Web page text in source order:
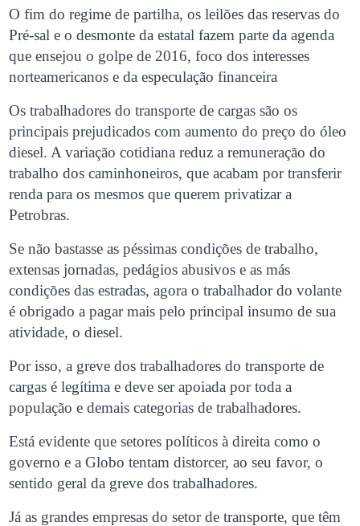
O fim do regime de partilha, os leilões das reservas do
Pré-sal e o desmonte da estatal fazem parte da agenda
que ensejou o golpe de 2016, foco dos interesses
norteamericanos e da especulação financeira
Os trabalhadores do transporte de cargas são os
principais prejudicados com aumento do preço do óleo
diesel. A variação cotidiana reduz a remuneração do
trabalho dos caminhoneiros, que acabam por transferir
renda para os mesmos que querem privatizar a
Petrobras.
Se não bastasse as péssimas condições de trabalho,
extensas jornadas, pedágios abusivos e as más
condições das estradas, agora o trabalhador do volante
é obrigado a pagar mais pelo principal insumo de sua
atividade, o diesel.
Por isso, a greve dos trabalhadores do transporte de
cargas é legítima e deve ser apoiada por toda a
população e demais categorias de trabalhadores.
Está evidente que setores políticos à direita como o
governo e a Globo tentam distorcer, ao seu favor, o
sentido geral da greve dos trabalhadores.
Já as grandes empresas do setor de transporte, que têm